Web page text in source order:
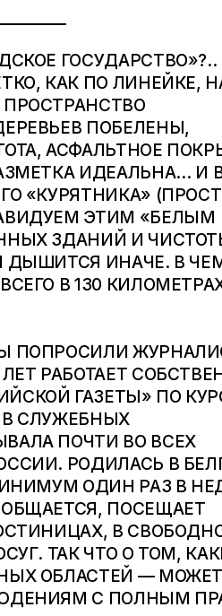
ГОСУДАРСТВО»?..
КАК ПО ЛИНЕЙКЕ,
ПОБЕЛЕНЫ,
АСФАЛЬТНОЕ
ИДЕАЛЬНА… И
«КУРЯТНИКА»
ЭТИМ «БЕЛЫМ
ЗДАНИЙ И
ДЫШИТСЯ ИНАЧЕ. В
В 130
ПОПРОСИЛИ
РАБОТАЕТ
ГАЗЕТЫ» ПО
СЛУЖЕБНЫХ
ПОЧТИ ВО ВСЕХ
РОДИЛАСЬ В
ОДИН РАЗ В
ПОСЕЩАЕТ
В
ТАК ЧТО О ТОМ,
ОБЛАСТЕЙ — МОЖЕТ
С ПОЛНЫМ